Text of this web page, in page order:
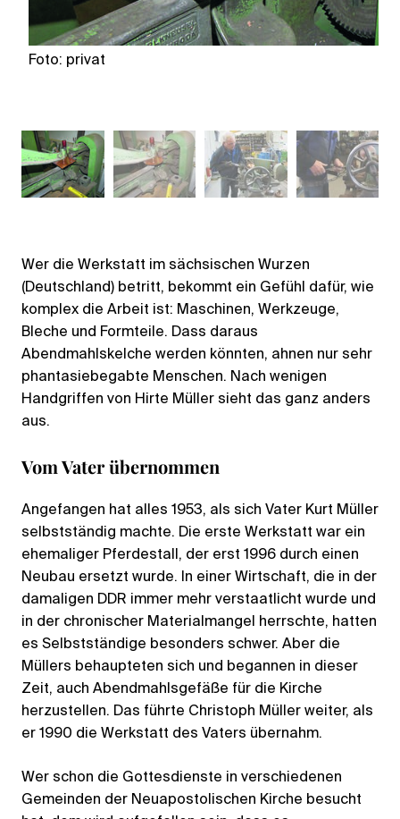
Foto: privat
Wer die Werkstatt im sächsischen Wurzen
(Deutschland) betritt, bekommt ein Gefühl dafür, wie
komplex die Arbeit ist: Maschinen, Werkzeuge,
Bleche und Formteile. Dass daraus
Abendmahlskelche werden könnten, ahnen nur sehr
phantasiebegabte Menschen. Nach wenigen
Handgriffen von Hirte Müller sieht das ganz anders
aus.
Vom Vater übernommen
Angefangen hat alles 1953, als sich Vater Kurt Müller
selbstständig machte. Die erste Werkstatt war ein
ehemaliger Pferdestall, der erst 1996 durch einen
Neubau ersetzt wurde. In einer Wirtschaft, die in der
damaligen DDR immer mehr verstaatlicht wurde und
in der chronischer Materialmangel herrschte, hatten
es Selbstständige besonders schwer. Aber die
Müllers behaupteten sich und begannen in dieser
Zeit, auch Abendmahlsgefäße für die Kirche
herzustellen. Das führte Christoph Müller weiter, als
er 1990 die Werkstatt des Vaters übernahm.
Wer schon die Gottesdienste in verschiedenen
Gemeinden der Neuapostolischen Kirche besucht